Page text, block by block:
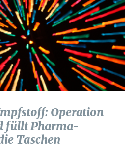
Operation
füllt Pharma-
Taschen